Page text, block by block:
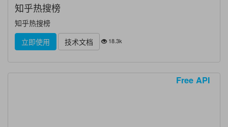
知乎热搜榜
知乎热搜榜
立即使用
技术文档 18.3k
Free API